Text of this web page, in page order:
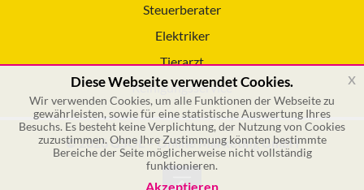
Steuerberater
Elektriker
Tierarzt
Reinigungsservice
© 2026 GSOL – Online Marketing GmbH
Diese Webseite verwendet Cookies.
Wir verwenden Cookies, um alle Funktionen der Webseite zu
gewährleisten, sowie für eine statistische Auswertung Ihres
Besuchs. Es besteht keine Verplichtung, der Nutzung von Cookies
zuzustimmen. Ohne Ihre Zustimmung könnten bestimmte
Bereiche der Seite möglicherweise nicht vollständig
funktionieren.
Akzeptieren
x